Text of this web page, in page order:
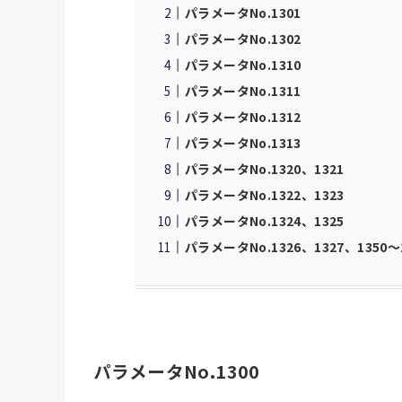
パラメータNo.1301
パラメータNo.1302
パラメータNo.1310
パラメータNo.1311
パラメータNo.1312
パラメータNo.1313
パラメータNo.1320、1321
パラメータNo.1322、1323
パラメータNo.1324、1325
パラメータNo.1326、1327、1350
パラメータNo.1300